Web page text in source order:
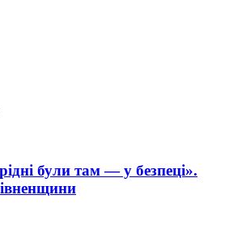
були там — у безпеці».